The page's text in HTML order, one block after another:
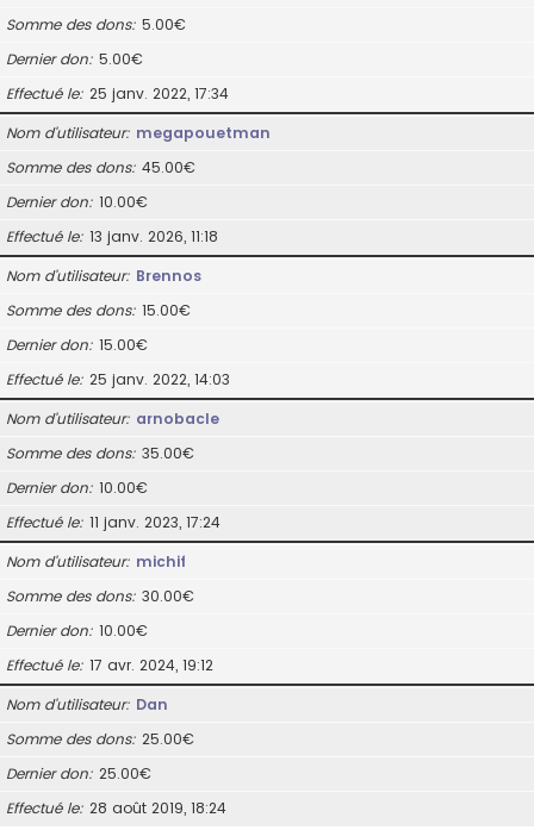
Somme des dons 5.00€
Dernier don 5.00€
Effectué le 25 janv. 2022, 17:34
Nom d’utilisateur megapouetman
Somme des dons 45.00€
Dernier don 10.00€
Effectué le 13 janv. 2026, 11:18
Nom d’utilisateur Brennos
Somme des dons 15.00€
Dernier don 15.00€
Effectué le 25 janv. 2022, 14:03
Nom d’utilisateur arnobacle
Somme des dons 35.00€
Dernier don 10.00€
Effectué le 11 janv. 2023, 17:24
Nom d’utilisateur michif
Somme des dons 30.00€
Dernier don 10.00€
Effectué le 17 avr. 2024, 19:12
Nom d’utilisateur Dan
Somme des dons 25.00€
Dernier don 25.00€
Effectué le 28 août 2019, 18:24